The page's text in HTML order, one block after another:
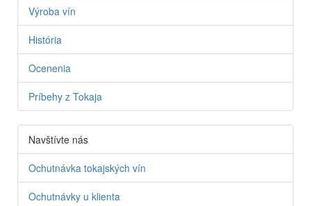
Výroba vín
História
Ocenenia
Príbehy z Tokaja
Navštívte nás
Ochutnávka tokajských vín
Ochutnávky u klienta